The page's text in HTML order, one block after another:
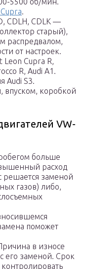
.
CDLH, CDLK —
старый),
распредвалом,
от настроек.
Leon Cupra R,
R, Audi A1.
Audi S3.
впуском, коробкой
VW-
больше
расход
решается заменой
газов) либо,
поможет
в износе
его заменой. Срок